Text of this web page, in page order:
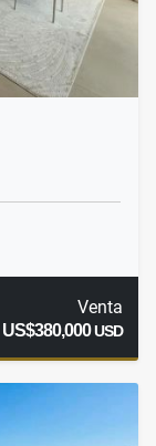
Venta
US$380,000USD